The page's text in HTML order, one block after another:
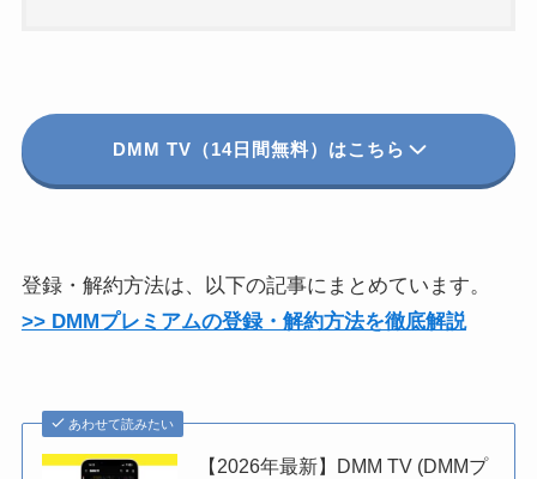
DMM TV（14日間無料）はこちら
登録・解約方法は、以下の記事にまとめています。
>> DMMプレミアムの登録・解約方法を徹底解説
あわせて読みたい
【2026年最新】DMM TV (DMMプ